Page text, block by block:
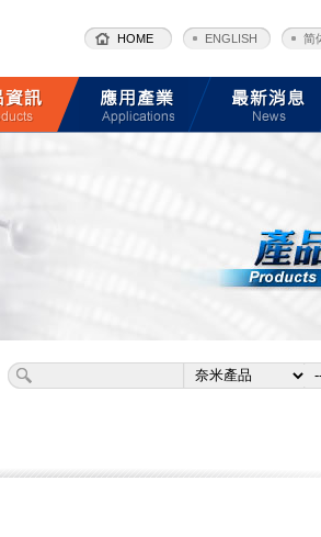
简
ENGLISH
HOME